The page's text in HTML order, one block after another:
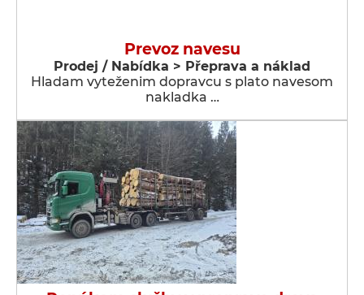
Prevoz navesu
Prodej / Nabídka > Přeprava a náklad
Hladam vyteženim dopravcu s plato navesom
nakladka …